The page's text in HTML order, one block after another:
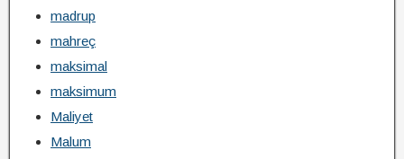
madrup
mahreç
maksimal
maksimum
Maliyet
Malum